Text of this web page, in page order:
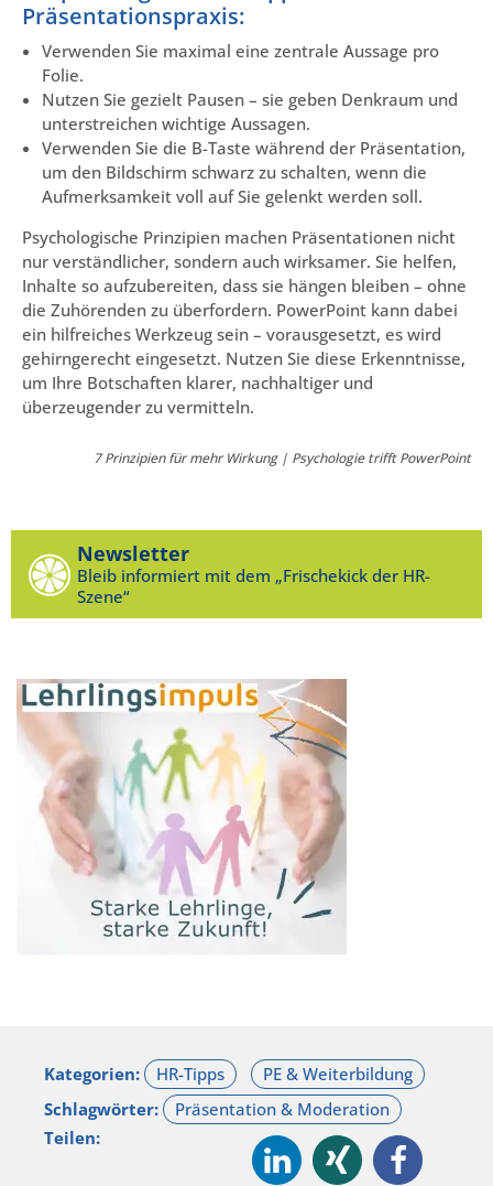
Präsentationspraxis:
Verwenden Sie maximal eine zentrale Aussage pro
Folie.
Nutzen Sie gezielt Pausen – sie geben Denkraum und
unterstreichen wichtige Aussagen.
Verwenden Sie die B-Taste während der Präsentation,
um den Bildschirm schwarz zu schalten, wenn die
Aufmerksamkeit voll auf Sie gelenkt werden soll.
Psychologische Prinzipien machen Präsentationen nicht
nur verständlicher, sondern auch wirksamer. Sie helfen,
Inhalte so aufzubereiten, dass sie hängen bleiben – ohne
die Zuhörenden zu überfordern. PowerPoint kann dabei
ein hilfreiches Werkzeug sein – vorausgesetzt, es wird
gehirngerecht eingesetzt. Nutzen Sie diese Erkenntnisse,
um Ihre Botschaften klarer, nachhaltiger und
überzeugender zu vermitteln.
7 Prinzipien für mehr Wirkung | Psychologie trifft PowerPoint
Newsletter
Bleib informiert mit dem „Frischekick der HR-
Szene“
Kategorien:
Schlagwörter:
Teilen: